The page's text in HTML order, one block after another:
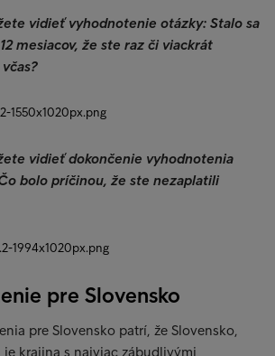
vidieť vyhodnotenie otázky: Stalo sa
mesiacov, že ste raz či viackrát
vidieť dokončenie vyhodnotenia
bolo príčinou, že ste nezaplatili
pre Slovensko
pre Slovensko patrí, že Slovensko,
je krajina s najviac zábudlivými